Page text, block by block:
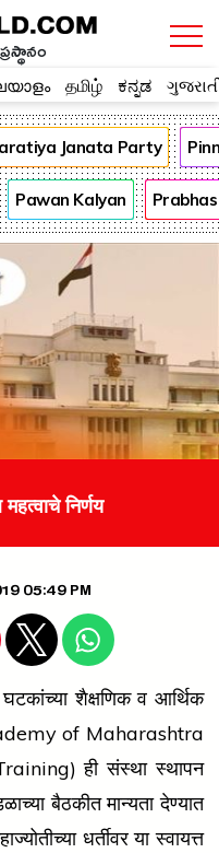
தமிழ் ಕನ್ನಡ
Janata Party
Pawan Kalyan Prabhas
निर्णय
05:49 PM
घटकांच्या शैक्षणिक व आर्थिक
of Maharashtra
ही संस्था स्थापन
बैठकीत मान्यता देण्यात
धर्तीवर या स्वायत्त